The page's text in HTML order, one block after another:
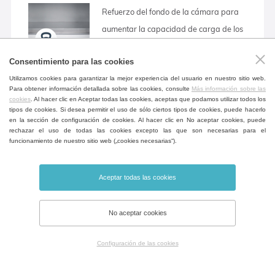
Refuerzo del fondo de la cámara para
aumentar la capacidad de carga de los
(requiere consulta)
(excepto volumen 22)
Mesa para el aparato
para una mayor flexibilidad incl. estante
de almacenamiento de documentos.
(excepto volumen 22, 404, 707, 1212)
Consentimiento para las cookies
Utilizamos cookies para garantizar la mejor experiencia del usuario en nuestro sitio web.
Para obtener información detallada sobre las cookies, consulte Más información sobre las
cookies . Al hacer clic en Aceptar todas las cookies, aceptas que podamos utilizar todos los
tipos de cookies. Si desea permitir el uso de sólo ciertos tipos de cookies, puede hacerlo
en la sección de configuración de cookies. Al hacer clic en No aceptar cookies, puede
rechazar el uso de todas las cookies excepto las que son necesarias para el
funcionamiento de nuestro sitio web („cookies necesarias“).
Aceptar todas las cookies
No aceptar cookies
Configuración de las cookies